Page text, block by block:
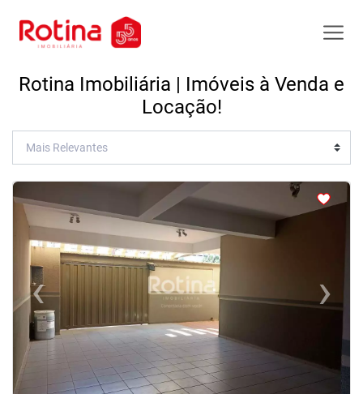
Rotina Imobiliária | Imóveis à Venda e
Locação!
<
‹Previous ›Next